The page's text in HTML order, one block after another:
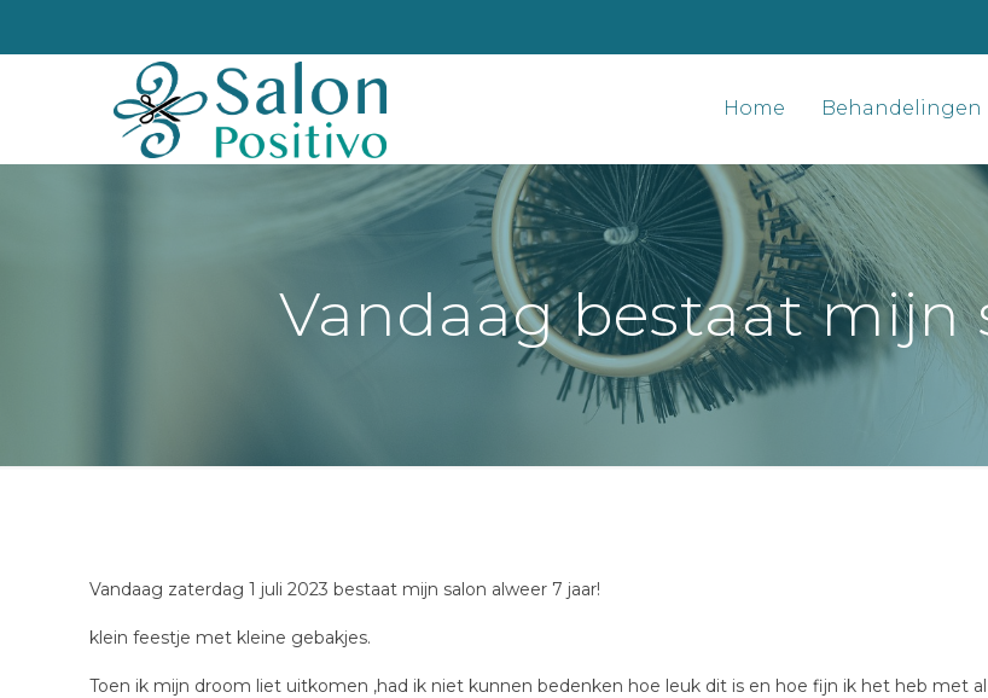
Home Behandelingen
Vandaag bestaat mijn
Vandaag zaterdag 1 juli 2023 bestaat mijn salon alweer 7 jaar!
klein feestje met kleine gebakjes.
Toen ik mijn droom liet uitkomen ,had ik niet kunnen bedenken hoe leuk dit is en hoe fijn ik het heb met